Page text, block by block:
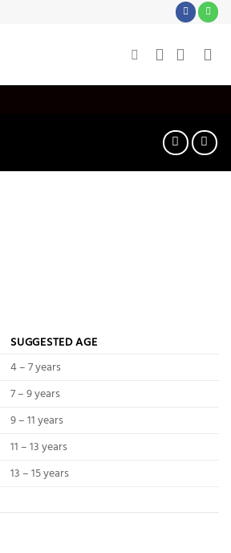
SUGGESTED AGE
4 – 7 years
7 – 9 years
9 – 11 years
11 – 13 years
13 – 15 years